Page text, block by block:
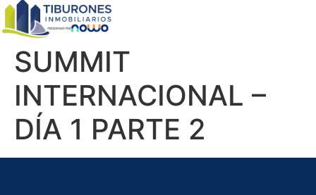
SUMMIT
INTERNACIONAL –
DÍA 1 PARTE 2
ENLACE
DE
ENLACE
DE